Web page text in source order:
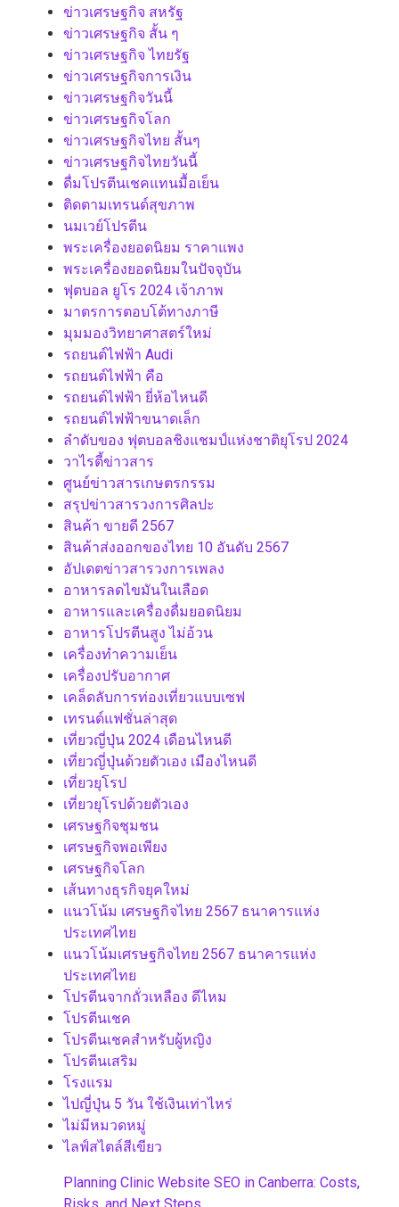
ข่าวเศรษฐกิจ สหรัฐ
ข่าวเศรษฐกิจ สั้น ๆ
ข่าวเศรษฐกิจ ไทยรัฐ
ข่าวเศรษฐกิจการเงิน
ข่าวเศรษฐกิจวันนี้
ข่าวเศรษฐกิจโลก
ข่าวเศรษฐกิจไทย สั้นๆ
ข่าวเศรษฐกิจไทยวันนี้
ดื่มโปรตีนเชคแทนมื้อเย็น
ติดตามเทรนด์สุขภาพ
นมเวย์โปรตีน
พระเครื่องยอดนิยม ราคาแพง
พระเครื่องยอดนิยมในปัจจุบัน
ฟุตบอล ยูโร 2024 เจ้าภาพ
มาตรการตอบโต้ทางภาษี
มุมมองวิทยาศาสตร์ใหม่
รถยนต์ไฟฟ้า Audi
รถยนต์ไฟฟ้า คือ
รถยนต์ไฟฟ้า ยี่ห้อไหนดี
รถยนต์ไฟฟ้าขนาดเล็ก
ลำดับของ ฟุตบอลชิงแชมป์แห่งชาติยุโรป 2024
วาไรตี้ข่าวสาร
ศูนย์ข่าวสารเกษตรกรรม
สรุปข่าวสารวงการศิลปะ
สินค้า ขายดี 2567
สินค้าส่งออกของไทย 10 อันดับ 2567
อัปเดตข่าวสารวงการเพลง
อาหารลดไขมันในเลือด
อาหารและเครื่องดื่มยอดนิยม
อาหารโปรตีนสูง ไม่อ้วน
เครื่องทำความเย็น
เครื่องปรับอากาศ
เคล็ดลับการท่องเที่ยวแบบเซฟ
เทรนด์แฟชั่นล่าสุด
เที่ยวญี่ปุ่น 2024 เดือนไหนดี
เที่ยวญี่ปุ่นด้วยตัวเอง เมืองไหนดี
เที่ยวยุโรป
เที่ยวยุโรปด้วยตัวเอง
เศรษฐกิจชุมชน
เศรษฐกิจพอเพียง
เศรษฐกิจโลก
เส้นทางธุรกิจยุคใหม่
แนวโน้ม เศรษฐกิจไทย 2567 ธนาคารแห่ง
ประเทศไทย
แนวโน้มเศรษฐกิจไทย 2567 ธนาคารแห่ง
ประเทศไทย
โปรตีนจากถั่วเหลือง ดีไหม
โปรตีนเชค
โปรตีนเชคสำหรับผู้หญิง
โปรตีนเสริม
โรงแรม
ไปญี่ปุ่น 5 วัน ใช้เงินเท่าไหร่
ไม่มีหมวดหมู่
ไลฟ์สไตล์สีเขียว
Planning Clinic Website SEO in Canberra: Costs,
Risks, and Next Steps